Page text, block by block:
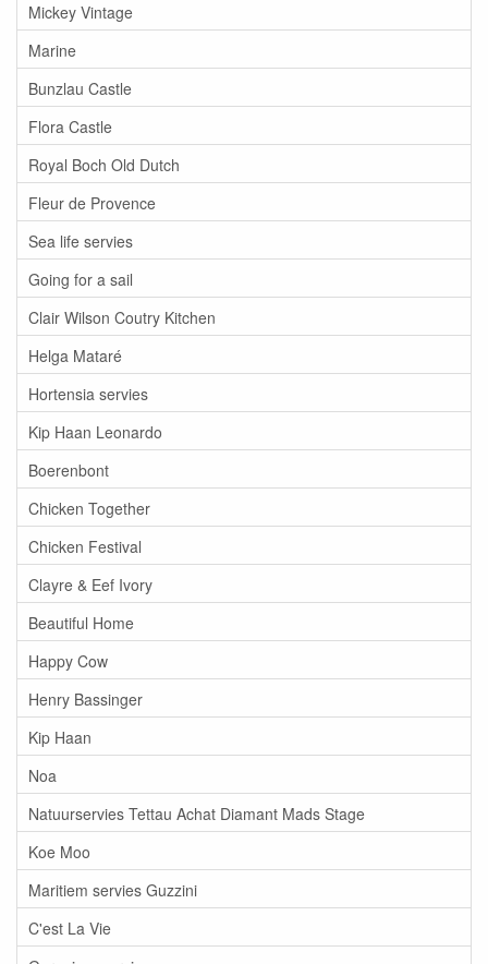
Mickey Vintage
Marine
Bunzlau Castle
Flora Castle
Royal Boch Old Dutch
Fleur de Provence
Sea life servies
Going for a sail
Clair Wilson Coutry Kitchen
Helga Mataré
Hortensia servies
Kip Haan Leonardo
Boerenbont
Chicken Together
Chicken Festival
Clayre & Eef Ivory
Beautiful Home
Happy Cow
Henry Bassinger
Kip Haan
Noa
Natuurservies Tettau Achat Diamant Mads Stage
Koe Moo
Maritiem servies Guzzini
C'est La Vie